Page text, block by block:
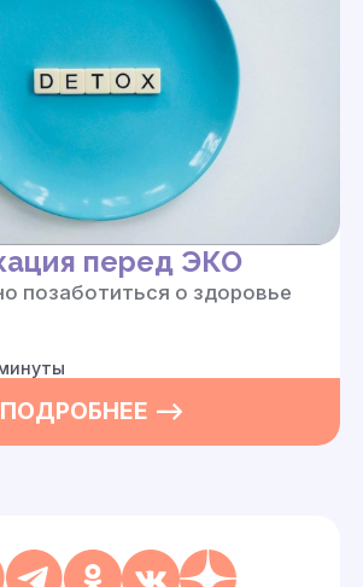
перед ЭКО
позаботиться о здоровье
ПОДРОБНЕЕ —>